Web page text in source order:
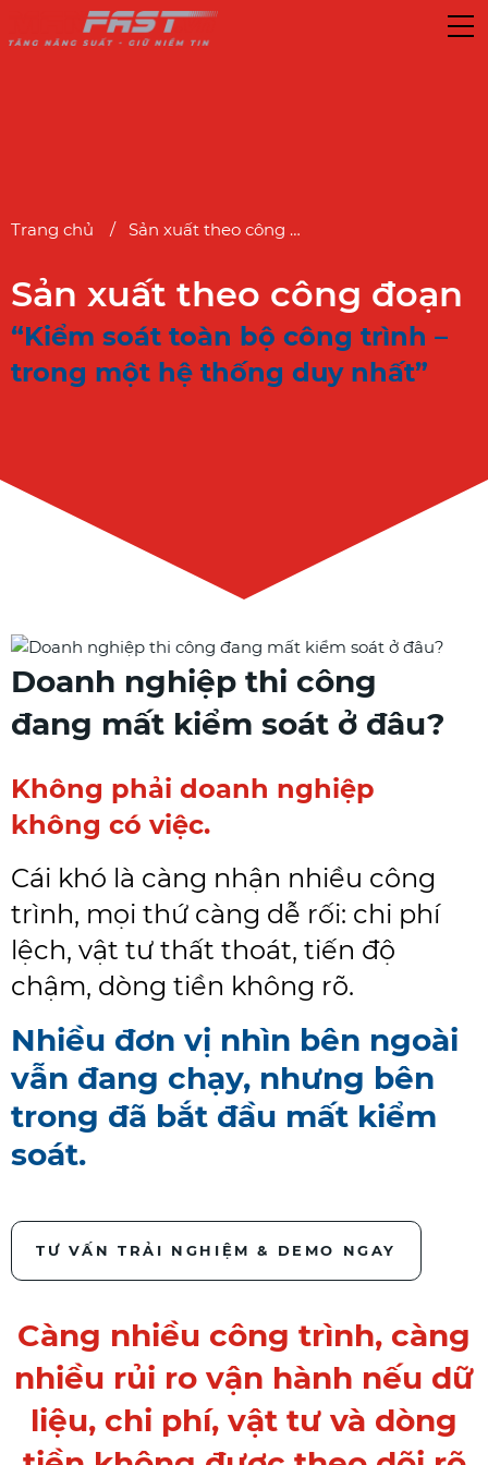
Trang chủ Sản xuất theo công đoạn
Sản xuất theo công đoạn
“Kiểm soát toàn bộ công trình –
trong một hệ thống duy nhất”
Doanh nghiệp thi công
đang mất kiểm soát ở đâu?
Không phải doanh nghiệp
không có việc.
Cái khó là càng nhận nhiều công
trình, mọi thứ càng dễ rối: chi phí
lệch, vật tư thất thoát, tiến độ
chậm, dòng tiền không rõ.
Nhiều đơn vị nhìn bên ngoài
vẫn đang chạy, nhưng bên
trong đã bắt đầu mất kiểm
soát.
TƯ VẤN TRẢI NGHIỆM & DEMO NGAY
Càng nhiều công trình, càng
nhiều rủi ro vận hành nếu dữ
liệu, chi phí, vật tư và dòng